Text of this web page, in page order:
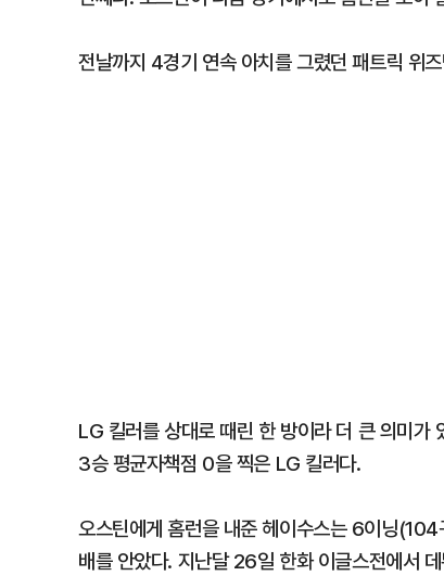
전날까지 4경기 연속 아치를 그렸던 패트릭 위
LG 킬러를 상대로 때린 한 방이라 더 큰 의미
3승 평균자책점 0을 찍은 LG 킬러다.
오스틴에게 홈런을 내준 헤이수스는 6이닝
배를 안았다. 지난달 26일 한화 이글스전에서